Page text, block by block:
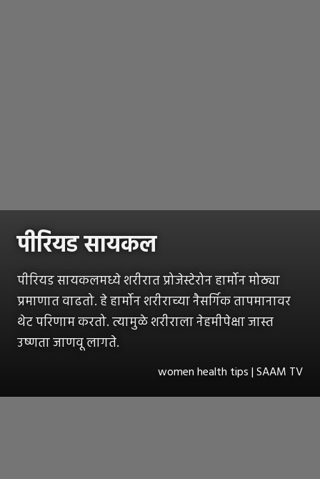
पीरियड सायकल
पीरियड सायकलमध्ये शरीरात प्रोजेस्टेरोन हार्मोन मोठ्या
प्रमाणात वाढतो. हे हार्मोन शरीराच्या नैसर्गिक तापमानावर
थेट परिणाम करतो. त्यामुळे शरीराला नेहमीपेक्षा जास्त
उष्णता जाणवू लागते.
women health tips | SAAM TV